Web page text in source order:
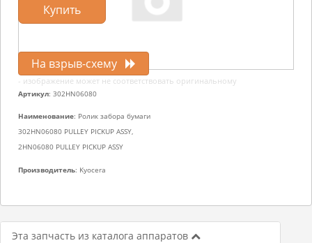
- изображение может не соответствовать оригинальному
Артикул: 302HN06080
Наименование: Ролик забора бумаги
302HN06080 PULLEY PICKUP ASSY,
2HN06080 PULLEY PICKUP ASSY
Производитель: Kyocera
Купить
На взрыв-схему
Эта запчасть из каталога аппаратов